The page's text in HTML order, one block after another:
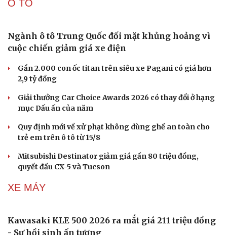
Lương Thùy Linh, Ý Nhi làm vedette trên sàn diễn phủ 4
Biển xanh, vỏ sò và hàng trăm mẫu nhí tạo nên sàn
diễn đặc biệt ở Nha Trang
H'Hen Niê tỏa sáng như nữ thần trong màn kết show
của NTK Thảo Nguyễn
Ô TÔ